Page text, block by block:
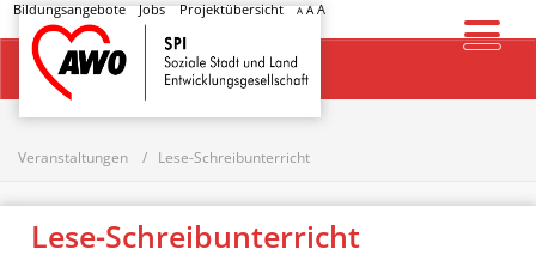
Bildungsangebote Jobs Projektübersicht A AA
Startseite
Veranstaltungen Lese-Schreibunterricht
Lese-Schreibunterricht